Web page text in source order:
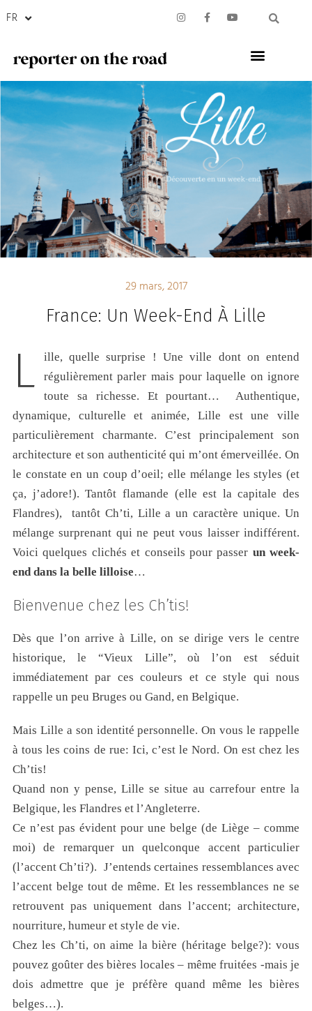
FR
29 mars, 2017
France: Un Week-End À Lille
L
ille, quelle surprise ! Une ville dont on entend
régulièrement parler mais pour laquelle on ignore
toute sa richesse. Et pourtant… Authentique,
dynamique, culturelle et animée, Lille est une ville
particulièrement charmante. C’est principalement son
architecture et son authenticité qui m’ont émerveillée. On
le constate en un coup d’oeil; elle mélange les styles (et
ça, j’adore!). Tantôt flamande (elle est la capitale des
Flandres), tantôt Ch’ti, Lille a un caractère unique. Un
mélange surprenant qui ne peut vous laisser indifférent.
Voici quelques clichés et conseils pour passer un week-
end dans la belle lilloise…
Bienvenue chez les Ch’tis!
Dès que l’on arrive à Lille, on se dirige vers le centre
historique, le “Vieux Lille”, où l’on est séduit
immédiatement par ces couleurs et ce style qui nous
rappelle un peu Bruges ou Gand, en Belgique.
Mais Lille a son identité personnelle. On vous le rappelle
à tous les coins de rue: Ici, c’est le Nord. On est chez les
Ch’tis!
Quand non y pense, Lille se situe au carrefour entre la
Belgique, les Flandres et l’Angleterre.
Ce n’est pas évident pour une belge (de Liège – comme
moi) de remarquer un quelconque accent particulier
(l’accent Ch’ti?). J’entends certaines ressemblances avec
l’accent belge tout de même. Et les ressemblances ne se
retrouvent pas uniquement dans l’accent; architecture,
nourriture, humeur et style de vie.
Chez les Ch’ti, on aime la bière (héritage belge?): vous
pouvez goûter des bières locales – même fruitées -mais je
dois admettre que je préfère quand même les bières
belges…).